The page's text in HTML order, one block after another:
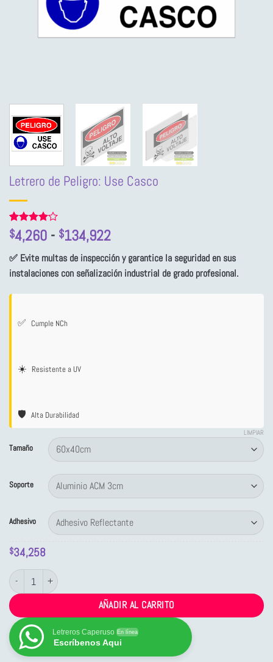
Letrero de Peligro: Use Casco
Valorado
con4de
base a
1
valoración
de un
$4,260 - $134,922Rango
de
precios:
desde
$4,260
✅ Evite multas de inspección y garantice la seguridad en sus
instalaciones con señalización industrial de grado profesional.
✅ Cumple NCh
☀️ Resistente a UV
🛡️ Alta Durabilidad
Tamaño
Soporte
Adhesivo
LIMPIAR
$34,258
Letrero de Peligro: Use Casco cantidad
AÑADIR AL CARRITO
Letreros Caperuso En línea
Escríbenos Aqui